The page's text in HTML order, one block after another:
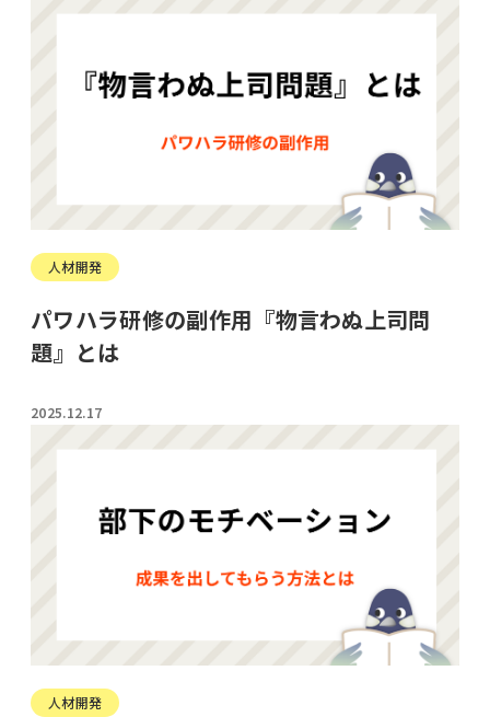
人材開発
パワハラ研修の副作用『物言わぬ上司問
題』とは
2025.12.17
人材開発